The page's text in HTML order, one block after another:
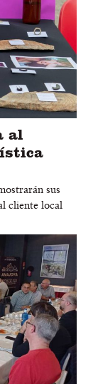
al
sus
cliente local